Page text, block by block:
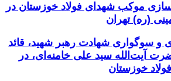
موکب شهدای فولاد خوزستان در
(ره) تهران
و سوگواری شهادت رهبر شهید، قائد
آیت‌الله سید علی خامنه‌ای، در
خوزستان